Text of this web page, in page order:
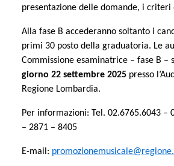
presentazione delle domande, i criteri
Alla fase B accederanno soltanto i
primi 30 posto della graduatoria. Le
Commissione esaminatrice – fase B –
giorno 22 settembre 2025 presso
Regione Lombardia.
Per informazioni: Tel. 02.6765.6043 –
– 2871 – 8405
E-mail: